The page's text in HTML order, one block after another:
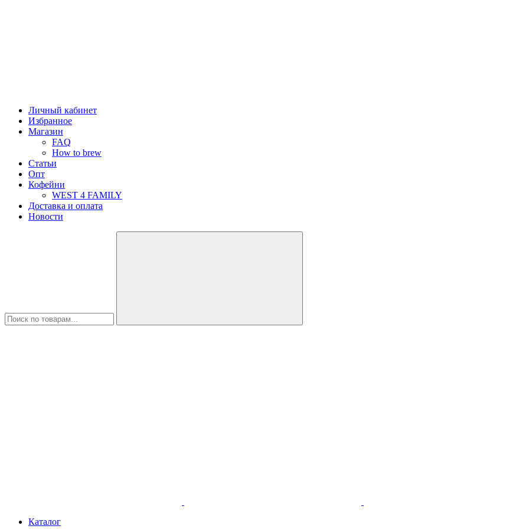
Личный кабинет
Избранное
Магазин
FAQ
How to brew
Статьи
Опт
Кофейни
WEST 4 FAMILY
Доставка и оплата
Новости
Каталог